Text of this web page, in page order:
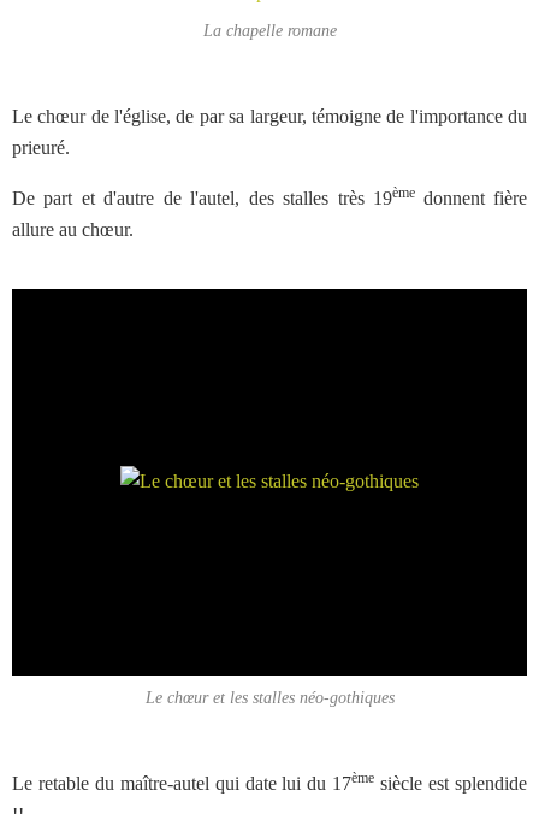
La chapelle romane
Le chœur de l'église, de par sa largeur, témoigne de l'importance du
prieuré.
De part et d'autre de l'autel, des stalles très 19ème donnent fière
allure au chœur.
Le chœur et les stalles néo-gothiques
Le retable du maître-autel qui date lui du 17ème siècle est splendide